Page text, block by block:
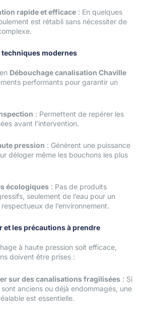
rapide et efficace : En quelques
est rétabli sans nécessiter de
techniques modernes
Débouchage canalisation Chaville
performants pour garantir un
: Permettent de repérer les
avant l’intervention.
pression : Génèrent une puissance
déloger même les bouchons les plus
écologiques : Pas de produits
seulement de l’eau pour un
de l’environnement.
et les précautions à prendre
à haute pression soit efficace,
doivent être prises :
sur des canalisations fragilisées : Si
anciens ou déjà endommagés, une
est essentielle.